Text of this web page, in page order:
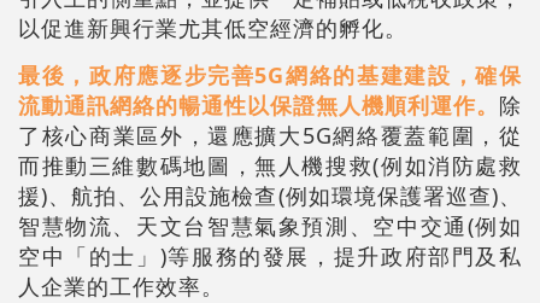
以促進新興行業尤其低空經濟的孵化。
最後，政府應逐步完善5G網絡的基建建設，確保
流動通訊網絡的暢通性以保證無人機順利運作。 除
了核心商業區外，還應擴大5G網絡覆蓋範圍，從
而推動三維數碼地圖，無人機搜救(例如消防處救
援)、航拍、公用設施檢查(例如環境保護署巡查)、
智慧物流、天文台智慧氣象預測、空中交通(例如
空中「的士」)等服務的發展，提升政府部門及私
人企業的工作效率。